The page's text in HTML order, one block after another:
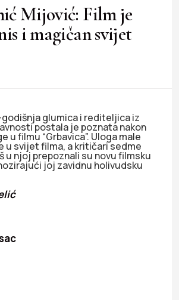
Mijović: Film je
i magičan svijet
glumica i rediteljica iz
postala je poznata nakon
u filmu “Grbavica”. Uloga male
u svijet filma, a kritičari sedme
u njoj prepoznali su novu filmsku
joj zavidnu holivudsku